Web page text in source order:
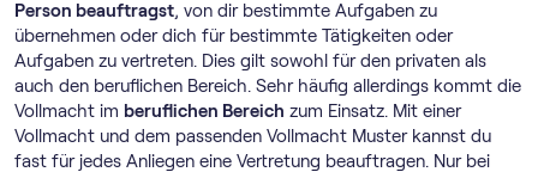
Person beauftragst, von dir bestimmte Aufgaben zu
übernehmen oder dich für bestimmte Tätigkeiten oder
Aufgaben zu vertreten. Dies gilt sowohl für den privaten als
auch den beruflichen Bereich. Sehr häufig allerdings kommt die
Vollmacht im beruflichen Bereich zum Einsatz. Mit einer
Vollmacht und dem passenden Vollmacht Muster kannst du
fast für jedes Anliegen eine Vertretung beauftragen. Nur bei